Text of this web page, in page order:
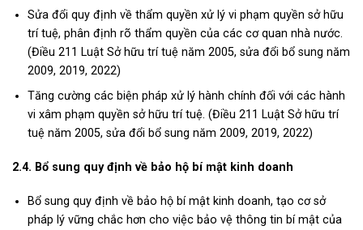
Sửa đổi quy định về thẩm quyền xử lý vi phạm quyền sở hữu
trí tuệ, phân định rõ thẩm quyền của các cơ quan nhà nước.
(Điều 211 Luật Sở hữu trí tuệ năm 2005, sửa đổi bổ sung năm
2009, 2019, 2022)
Tăng cường các biện pháp xử lý hành chính đối với các hành
vi xâm phạm quyền sở hữu trí tuệ. (Điều 211 Luật Sở hữu trí
tuệ năm 2005, sửa đổi bổ sung năm 2009, 2019, 2022)
2.4. Bổ sung quy định về bảo hộ bí mật kinh doanh
Bổ sung quy định về bảo hộ bí mật kinh doanh, tạo cơ sở
pháp lý vững chắc hơn cho việc bảo vệ thông tin bí mật của